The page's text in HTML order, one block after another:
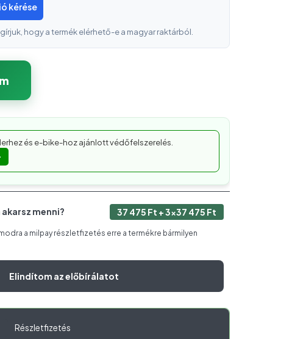
kérése
hogy a termék elérhető-e a magyar raktárból.
és e-bike-hoz ajánlott védőfelszerelés.
menni? 37 475 Ft +3×37 475 Ft
a milpay részletfizetés erre a termékre bármilyen
Elindítom az előbírálatot
Részletfizetés